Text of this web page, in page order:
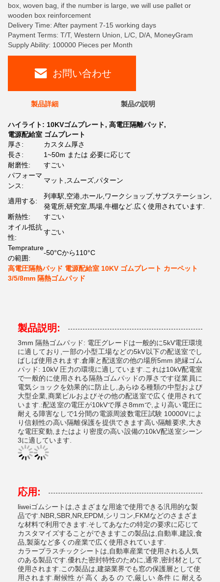
box, woven bag, if the number is large, we will use pallet or
wooden box reinforcement
Delivery Time: After payment 7-15 working days
Payment Terms: T/T, Western Union, L/C, D/A, MoneyGram
Supply Ability: 100000 Pieces per Month
お問い合わせ
製品詳細 製品の説明
ハイライト: 10KVゴムプレート, 高電圧隔離パッド,
電源配給室 ゴムプレート
厚さ:
カスタム厚さ
長さ:
1~50m または 必要に応じて
耐磨性:
すごい
パフォーマ
ンス:
マット,スムーズ,パターン
適用する:
列車駅,空港,ホール,ワークショップ,サブステーション,
発電所,研究室,馬場,牛棚など.広く使用されています.
断熱性:
すごい
オイル抵抗
性:
すごい
Temprature
の範囲:
-50°Cから110°C
高電圧隔熱パッド 電源配給室 10KV ゴムプレート カーペット
3/5/8mm 隔熱ゴムパッド
製品説明:
3mm 隔熱ゴムパッド: 電圧グレードは一般的に5kV電圧環境
に適しており,一部の小型工場などの5kV以下の配送室でし
ばしば使用されます.倉庫と配送室の他の場所5mm 絶縁ゴム
パッド: 10kV 圧力の環境に適しています.これは10kV配電室
で一般的に使用される隔熱ゴムパッドの厚さです従業員に
電気ショックを効果的に防止し,あらゆる種類の中型および
大型企業,商業ビルおよびその他の配送室で広く使用されて
います.:配送室の電圧が10kVで厚さ8mmで,より高い電圧に
耐える障害なしで1分間の電源周波数電圧試験 10000Vによ
り信頼性の高い隔離保護を提供できます高い隔離要求,大き
な電圧変動,またはより密度の高い設備の10kV配送室シーン
3に適しています.
応用:
liweiゴムシートは,さまざまな用途で使用できる汎用的な製
品です.NBR,SBR,NR,EPDM,シリコン,FKMなどのさまざま
な材料で利用できます.そしてあなたの特定の要求に応じて
カスタマイズすることができますこの製品は,自動車,建設,食
品,製薬など多くの産業で広く使用されています.
カラープラスチックシートは,自動車産業で使用される人気
のある製品です.優れた密封特性のために,通常,密封材として
使用されます.この製品は,建築業界でも窓の保護層として使
用されます.耐候性 が 高く ある の で,厳しい 条件 に 耐える